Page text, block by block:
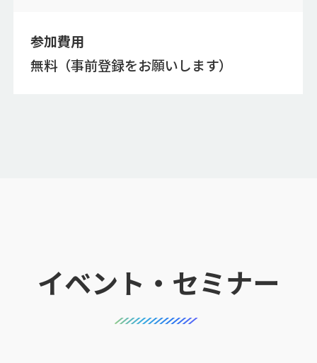
参加費用
無料（事前登録をお願いします）
イベント・セミナー